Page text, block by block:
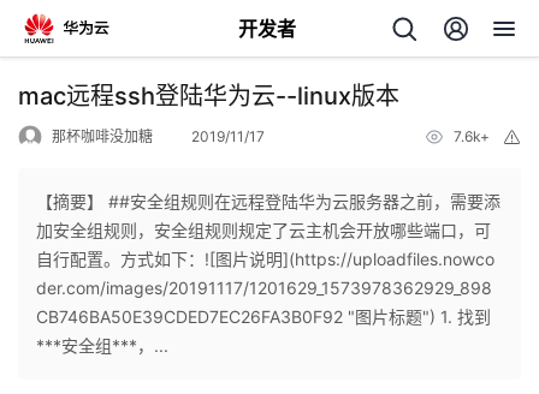
开发者
返
个
人
我
mac远程ssh登陆华为云--linux版本
那杯咖啡没加糖 2019/11/17 7.6k+
【摘要】 ##安全组规则在远程登陆华为云服务器之前，需要添
加安全组规则，安全组规则规定了云主机会开放哪些端口，可
自行配置。方式如下：![图片说明](https://uploadfiles.nowco
der.com/images/20191117/1201629_1573978362929_898
CB746BA50E39CDED7EC26FA3B0F92 "图片标题") 1. 找到
***安全组***，...